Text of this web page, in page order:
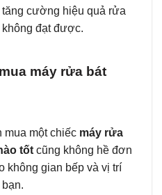
cường hiệu quả rửa
đạt được.
máy rửa bát
mua một chiếc máy rửa
tốt cũng không hề đơn
không gian bếp và vị trí